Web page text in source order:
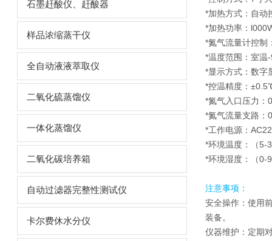
石墨赶酸仪、赶酸器
样品浓缩蒸干仪
全自动液液萃取仪
二氧化硫蒸馏仪
一体化蒸馏仪
二氧化碳培养箱
自动过滤器完整性测试仪
卡尔费休水分仪
*加热方式：自动
*加热功率：
*氮气流量计控制
*温度范围：室
*显示方式：数字
*控温精度：
*氮气入口压力：
*氮气流量支路：
*工作电源：
*环境温度：（5-
*环境湿度：（0-
注意事项：
安全操作：使用
装备。
仪器维护：定期